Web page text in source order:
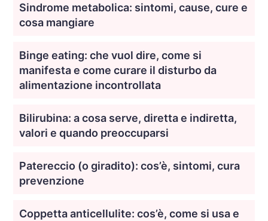
Sindrome metabolica: sintomi, cause, cure e
cosa mangiare
Binge eating: che vuol dire, come si
manifesta e come curare il disturbo da
alimentazione incontrollata
Bilirubina: a cosa serve, diretta e indiretta,
valori e quando preoccuparsi
Patereccio (o giradito): cos’è, sintomi, cura
prevenzione
Coppetta anticellulite: cos’è, come si usa e